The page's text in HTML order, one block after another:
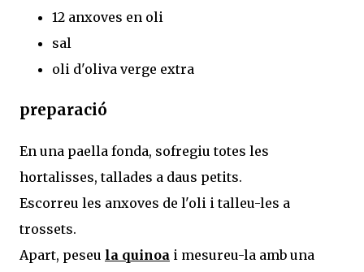
12 anxoves en oli
sal
oli d'oliva verge extra
preparació
En una paella fonda, sofregiu totes les
hortalisses, tallades a daus petits.
Escorreu les anxoves de l'oli i talleu-les a
trossets.
Apart, peseu la quinoa i mesureu-la amb una